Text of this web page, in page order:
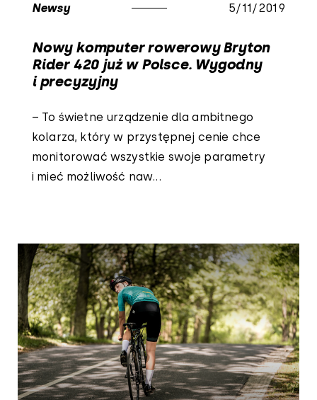
Newsy 5/11/2019
Nowy komputer rowerowy Bryton
Rider 420 już w Polsce. Wygodny
i precyzyjny
– To świetne urządzenie dla ambitnego
kolarza, który w przystępnej cenie chce
monitorować wszystkie swoje parametry
i mieć możliwość naw...